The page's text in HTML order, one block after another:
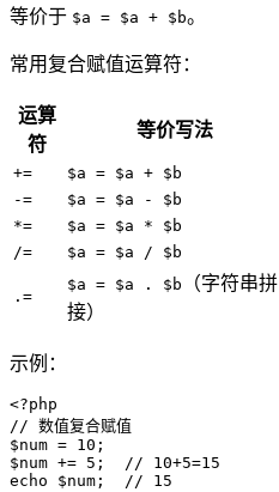
等价于 $a = $a + $b。
常用复合赋值运算符：
运算
符
等价写法
+= $a = $a + $b
-= $a = $a - $b
*= $a = $a * $b
/= $a = $a / $b
.=
$a = $a . $b
（字符串拼
接）
示例：
<?php
// 数值复合赋值
$num = 10
$num += 5 ; // 10+5=15
echo
$num ; // 15